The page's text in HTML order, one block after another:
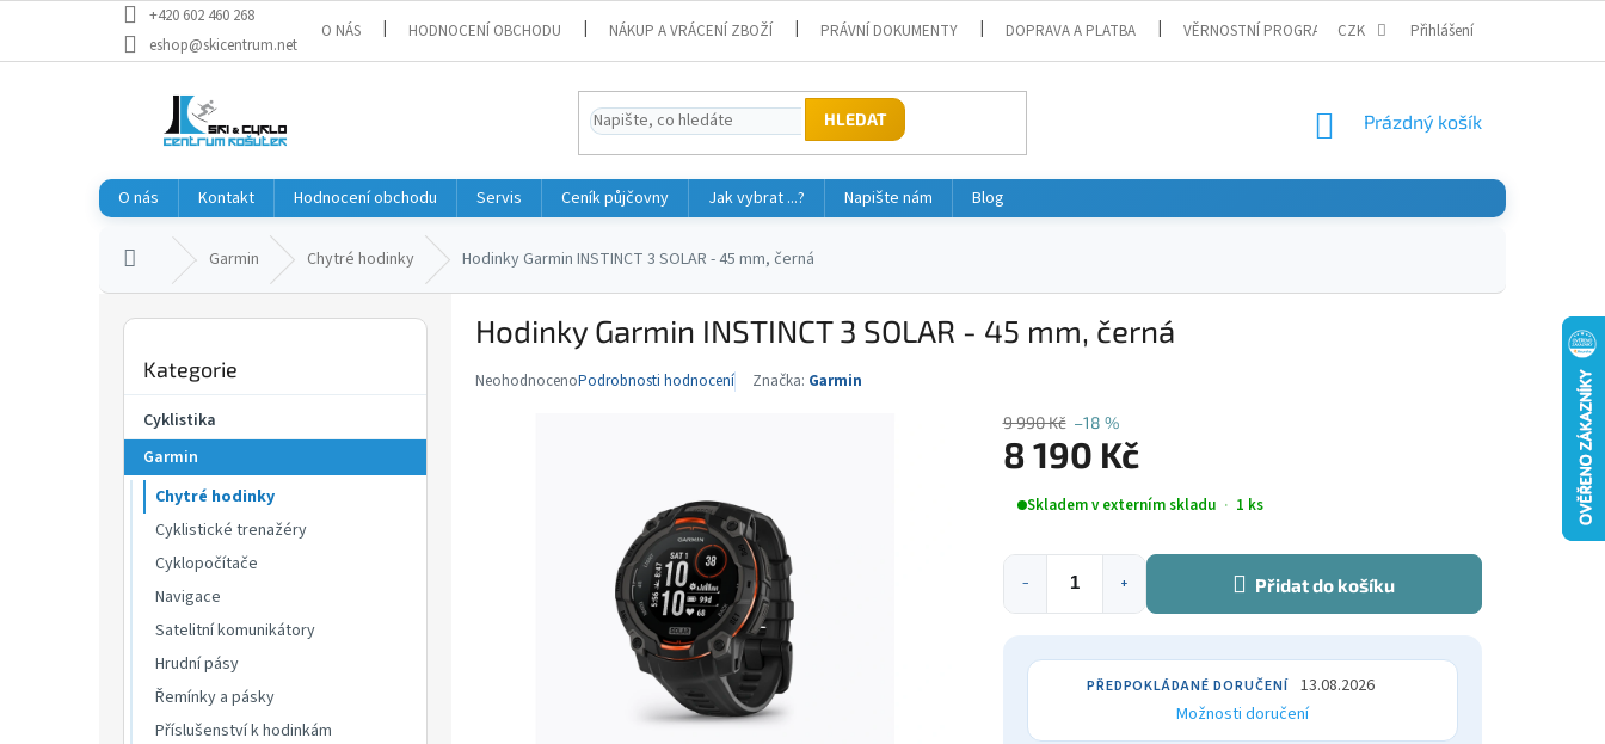
obsah
+420 602 460 268
eshop@skicentrum.net
O NÁS HODNOCENÍ OBCHODU NÁKUP A VRÁCENÍ ZBOŽÍ PRÁVNÍ DOKUMENTY DOPRAVA A PLATBA VĚRNOSTNÍ PROGRAM CZK Přihlášení
HLEDAT
NÁKUPNÍ
Prázdný košík
O nás Kontakt Hodnocení obchodu Servis Ceník půjčovny Jak vybrat ...? Napište nám Blog
Domů Garmin Chytré hodinky Hodinky Garmin INSTINCT 3 SOLAR - 45 mm, černá
kategorie
Kategorie
Cyklistika
Garmin
Chytré hodinky
Cyklistické trenažéry
Cyklopočítače
Navigace
Satelitní komunikátory
Hrudní pásy
Řemínky a pásky
Příslušenství k hodinkám
Hodinky Garmin INSTINCT 3 SOLAR - 45 mm, černá
Průměrné
NeohodnocenoPodrobnosti hodnocení Značka: Garmin
9 990 Kč –18 %
8 190 Kč
Měrná
cena:
Skladem v externím skladu 1 ks
+
− Přidat do košíku
13.08.2026
Možnosti doručení